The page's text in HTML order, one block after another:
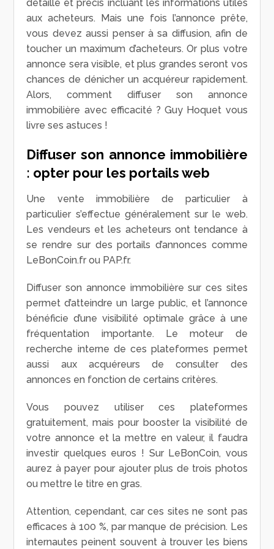
détaillé et précis incluant les informations utiles
aux acheteurs. Mais une fois l’annonce prête,
vous devez aussi penser à sa diffusion, afin de
toucher un maximum d’acheteurs. Or plus votre
annonce sera visible, et plus grandes seront vos
chances de dénicher un acquéreur rapidement.
Alors, comment diffuser son annonce
immobilière avec efficacité ? Guy Hoquet vous
livre ses astuces !
Diffuser son annonce immobilière
: opter pour les portails web
Une vente immobilière de particulier à
particulier s’effectue généralement sur le web.
Les vendeurs et les acheteurs ont tendance à
se rendre sur des portails d’annonces comme
LeBonCoin.fr ou PAP.fr.
Diffuser son annonce immobilière sur ces sites
permet d’atteindre un large public, et l’annonce
bénéficie d’une visibilité optimale grâce à une
fréquentation importante. Le moteur de
recherche interne de ces plateformes permet
aussi aux acquéreurs de consulter des
annonces en fonction de certains critères.
Vous pouvez utiliser ces plateformes
gratuitement, mais pour booster la visibilité de
votre annonce et la mettre en valeur, il faudra
investir quelques euros ! Sur LeBonCoin, vous
aurez à payer pour ajouter plus de trois photos
ou mettre le titre en gras.
Attention, cependant, car ces sites ne sont pas
efficaces à 100 %, par manque de précision. Les
internautes peinent souvent à trouver les biens